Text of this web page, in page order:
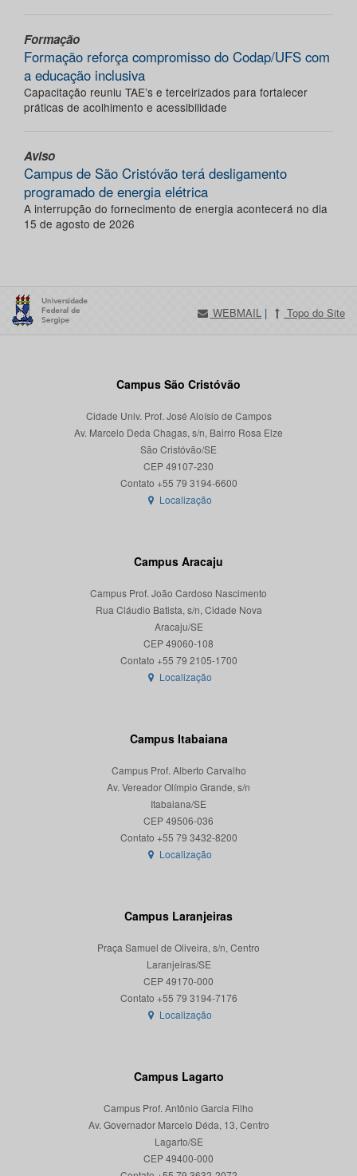
Formação
Formação reforça compromisso do Codap/UFS com
a educação inclusiva
Capacitação reuniu TAE’s e terceirizados para fortalecer
práticas de acolhimento e acessibilidade
Aviso
Campus de São Cristóvão terá desligamento
programado de energia elétrica
A interrupção do fornecimento de energia acontecerá no dia
15 de agosto de 2026
WEBMAIL | Topo do Site
Campus São Cristóvão
Cidade Univ. Prof. José Aloísio de Campos
Av. Marcelo Deda Chagas, s/n, Bairro Rosa Elze
São Cristóvão/SE
CEP 49107-230
Localização
Campus Aracaju
Campus Prof. João Cardoso Nascimento
Rua Cláudio Batista, s/n, Cidade Nova
Aracaju/SE
CEP 49060-108
Localização
Campus Itabaiana
Campus Prof. Alberto Carvalho
Av. Vereador Olímpio Grande, s/n
Itabaiana/SE
CEP 49506-036
Localização
Campus Laranjeiras
Praça Samuel de Oliveira, s/n, Centro
Laranjeiras/SE
CEP 49170-000
Localização
Campus Lagarto
Campus Prof. Antônio Garcia Filho
Av. Governador Marcelo Déda, 13, Centro
Lagarto/SE
CEP 49400-000